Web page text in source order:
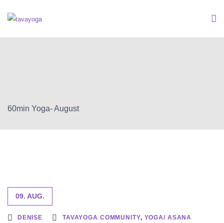
60min Yoga- August
09. AUG.
DENISE TAVAYOGA COMMUNITY, YOGA/ ASANA